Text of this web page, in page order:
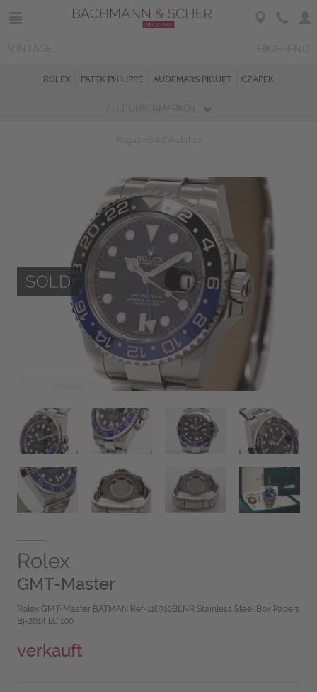
ROLEX PATEK PHILIPPE AUDEMARS PIGUET CZAPEK
Rolex
GMT-Master
Rolex GMT-Master BATMAN Ref-116710BLNR Stainless Steel Box Papers
Bj-2014 LC 100
verkauft